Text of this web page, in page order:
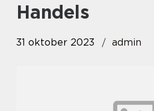
handels
31 oktober 2023 admin